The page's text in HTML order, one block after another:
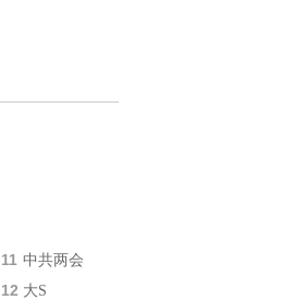
11 中共两会
12 大S